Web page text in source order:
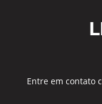
Entre em contato